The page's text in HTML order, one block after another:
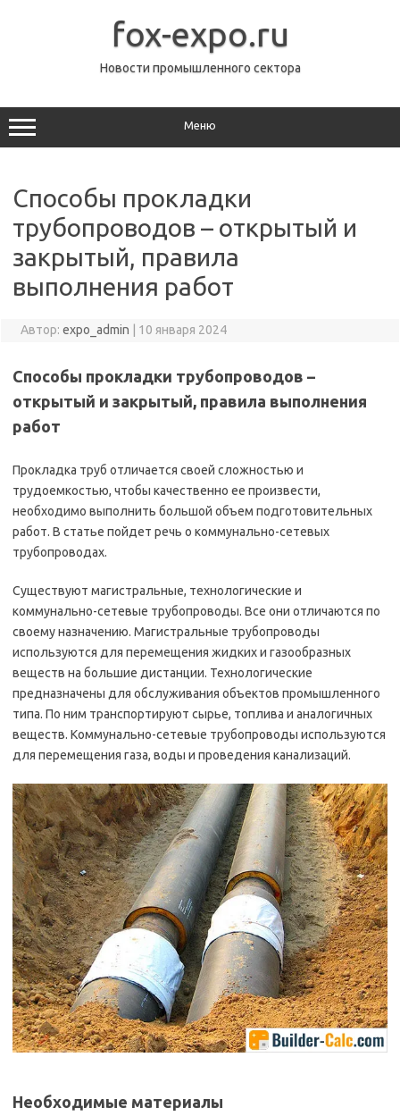
fox-expo.ru
Новости промышленного сектора
Меню
Способы прокладки
трубопроводов – открытый и
закрытый, правила
выполнения работ
Автор: expo_admin 10 января 2024
Способы прокладки трубопроводов –
открытый и закрытый, правила выполнения
работ
Прокладка труб отличается своей сложностью и
трудоемкостью, чтобы качественно ее произвести,
необходимо выполнить большой объем подготовительных
работ. В статье пойдет речь о коммунально-сетевых
трубопроводах.
Существуют магистральные, технологические и
коммунально-сетевые трубопроводы. Все они отличаются по
своему назначению. Магистральные трубопроводы
используются для перемещения жидких и газообразных
веществ на большие дистанции. Технологические
предназначены для обслуживания объектов промышленного
типа. По ним транспортируют сырье, топлива и аналогичных
веществ. Коммунально-сетевые трубопроводы используются
для перемещения газа, воды и проведения канализаций.
Необходимые материалы